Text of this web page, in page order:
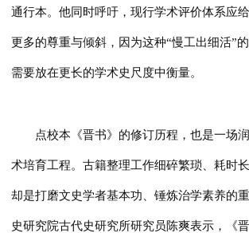
通行本。他同时呼吁，现行学术评价体系应
更多的尊重与倾斜，因为这种“慢工出细活”
需要放在更长的学术史尺度中衡量。
点校本《晋书》的修订历程，也是一场
术培育工程。古籍整理工作细碎繁琐、耗时
却是打磨文史学者基本功、锤炼治学素养的
史研究院古代史研究所‌研究员陈爽表示，《